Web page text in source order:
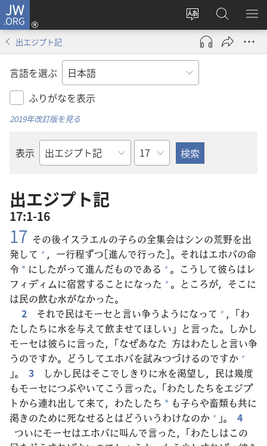
JW.ORG
サ
イ
ト
の
言
え
る
ロ
グ
ン
し
で
開
JW.ORG
の
検
メ
を
出エジプト記
言語を選ぶ
ふりがなを表示
2019年改訂版を見る
表示
聖
の
書
名
章
出エジプト記
17:1-16
17 その後イスラエルの子らの全集会はシンの荒野を出
発して + ， 一行程ずつ[進んで行った]。それはエホバの命
令 * にしたがって進んだものである + 。こうして彼らはレ
フィディムに宿営することになった + 。ところが，そこに
は民の飲む水がなかった。
2
それで民はモーセと言い争うようになって + ，「わ
たしたちに水を与えて飲ませてほしい」と言った。しかし
モーセは彼らに言った，「なぜあなた 方はわたしと言い争
うのですか。どうしてエホバを試みつづけるのですか +
」。 3 しかし民はそこでしきりに水を渇望し， 民は幾度
もモーセにつぶやいてこう言った。「わたしたちをエジプ
トから連れ出して来て，わたしたち * も子らや畜類も共に
渇きのために死なせるとはどういうわけなのか + 」。
4
ついにモーセはエホバに叫んで言った，「わたしはこの